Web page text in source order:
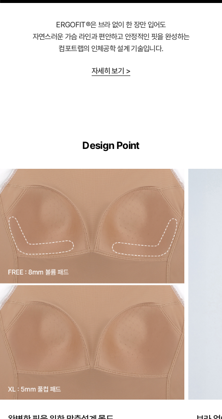
ERGOFIT®은 브라 없이 한 장만 입어도
자연스러운 가슴 라인과 편안하고 안정적인 핏을 완성하는
컴포트랩의 인체공학 설계 기술입니다.
자세히 보기 >
이
란?
ERGOFIT®
은
브
라
없
이
장
입
어
도
안
Design Point